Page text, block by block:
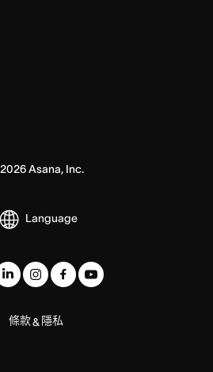
2026Asana, Inc.
Language
條款& 隱私